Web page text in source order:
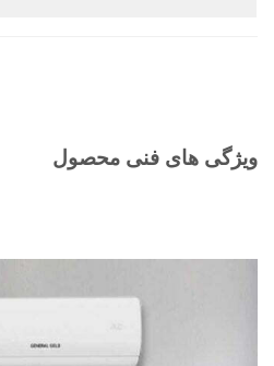
ویژگی های فنی محصول